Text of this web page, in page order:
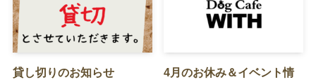
貸し切りのお知らせ
4月のお休み＆イベント情